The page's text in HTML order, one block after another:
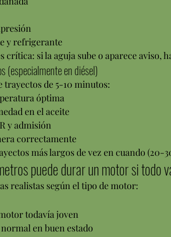
y refrigerante
crítica: si la aguja sube o aparece aviso,
(especialmente en diésel)
trayectos de 5-10 minutos:
óptima
en el aceite
y admisión
correctamente
más largos de vez en cuando (20-
puede durar un motor si todo
realistas según el tipo de motor:
todavía joven
en buen estado